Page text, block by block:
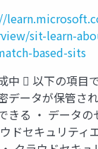
sit-learn-
based-sits
中  以下の項目
データが保管さ
きる ・ データの
ドセキュリティ